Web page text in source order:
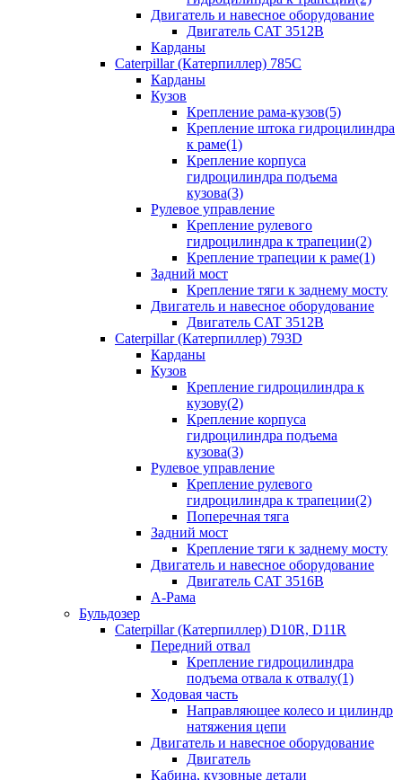
Двигатель и навесное оборудование
Двигатель CAT 3512B
Карданы
Caterpillar (Катерпиллер) 785C
Карданы
Кузов
Крепление рама-кузов(5)
Крепление штока гидроцилиндра
к раме(1)
Крепление корпуса
гидроцилиндра подъема
кузова(3)
Рулевое управление
Крепление рулевого
гидроцилиндра к трапеции(2)
Крепление трапеции к раме(1)
Задний мост
Крепление тяги к заднему мосту
Двигатель и навесное оборудование
Двигатель CAT 3512B
Caterpillar (Катерпиллер) 793D
Карданы
Кузов
Крепление гидроцилиндра к
кузову(2)
Крепление корпуса
гидроцилиндра подъема
кузова(3)
Рулевое управление
Крепление рулевого
гидроцилиндра к трапеции(2)
Поперечная тяга
Задний мост
Крепление тяги к заднему мосту
Двигатель и навесное оборудование
Двигатель CAT 3516B
А-Рама
Бульдозер
Caterpillar (Катерпиллер) D10R, D11R
Передний отвал
Крепление гидроцилиндра
подъема отвала к отвалу(1)
Ходовая часть
Направляющее колесо и цилиндр
натяжения цепи
Двигатель и навесное оборудование
Двигатель
Кабина, кузовные детали